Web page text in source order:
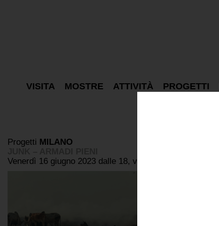
Progetti MILANO
Venerdì 16 giugno 2023 dalle 18, via Tazzoli 3
VISITA MOSTRE ATTIVITÀ PROGETTI